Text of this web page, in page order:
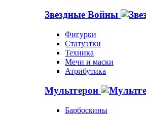
Звездные Войны
Фигурки
Статуэтки
Техника
Мечи и маски
Атрибутика
Мультгерои
Барбоскины